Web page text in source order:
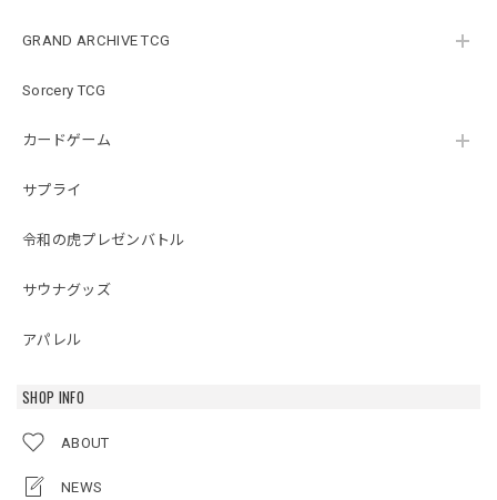
GRAND ARCHIVE TCG
Sorcery TCG
カードゲーム
サプライ
令和の虎プレゼンバトル
サウナグッズ
アパレル
SHOP INFO
ABOUT
NEWS